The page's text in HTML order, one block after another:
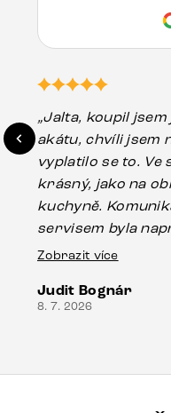
„Jalta, koupil
akátu, chvíli jsem
vyplatilo se to. Ve
krásný, jako na obrázcích. Je ozdobou naší
kuchyně.
servisem byla
drobné poškození
Vincze mi velmi
Doporučuji
Zobrazit více
Judit Bognár
8. 7. 2026